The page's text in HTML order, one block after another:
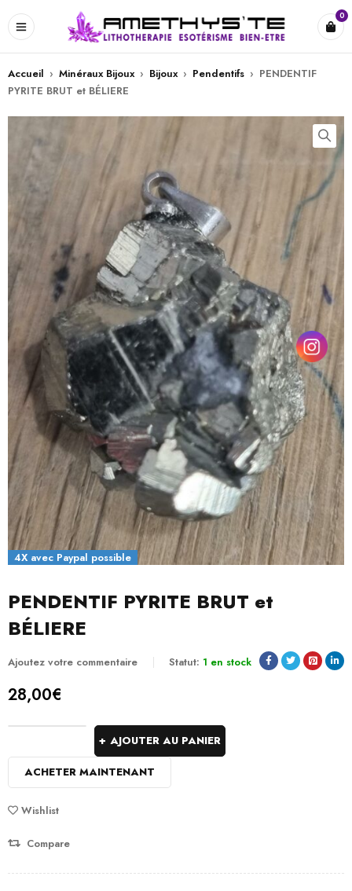
0
Accueil › Minéraux Bijoux › Bijoux › Pendentifs › PENDENTIF
PYRITE BRUT et BÉLIERE
4X avec Paypal possible
PENDENTIF PYRITE BRUT et
BÉLIERE
Ajoutez votre commentaire Statut: 1 en stock
28,00€
AJOUTER AU PANIER
ACHETER MAINTENANT
Wishlist
Compare